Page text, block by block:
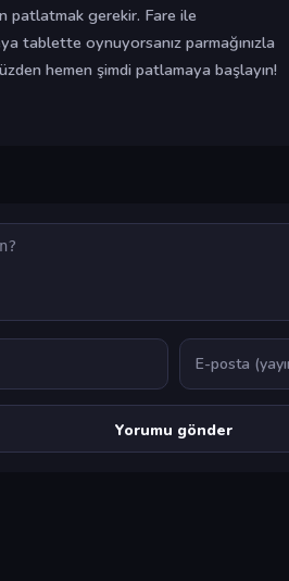
patlatmak gerekir. Fare ile
tablette oynuyorsanız parmağınızla
hemen şimdi patlamaya başlayın!
E-posta